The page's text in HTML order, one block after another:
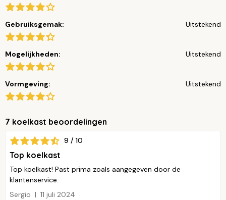
Gebruiksgemak: Uitstekend
Mogelijkheden: Uitstekend
Vormgeving: Uitstekend
7 koelkast beoordelingen
9 / 10
Top koelkast
Top koelkast! Past prima zoals aangegeven door de
klantenservice.
Sergio
11 juli 2024